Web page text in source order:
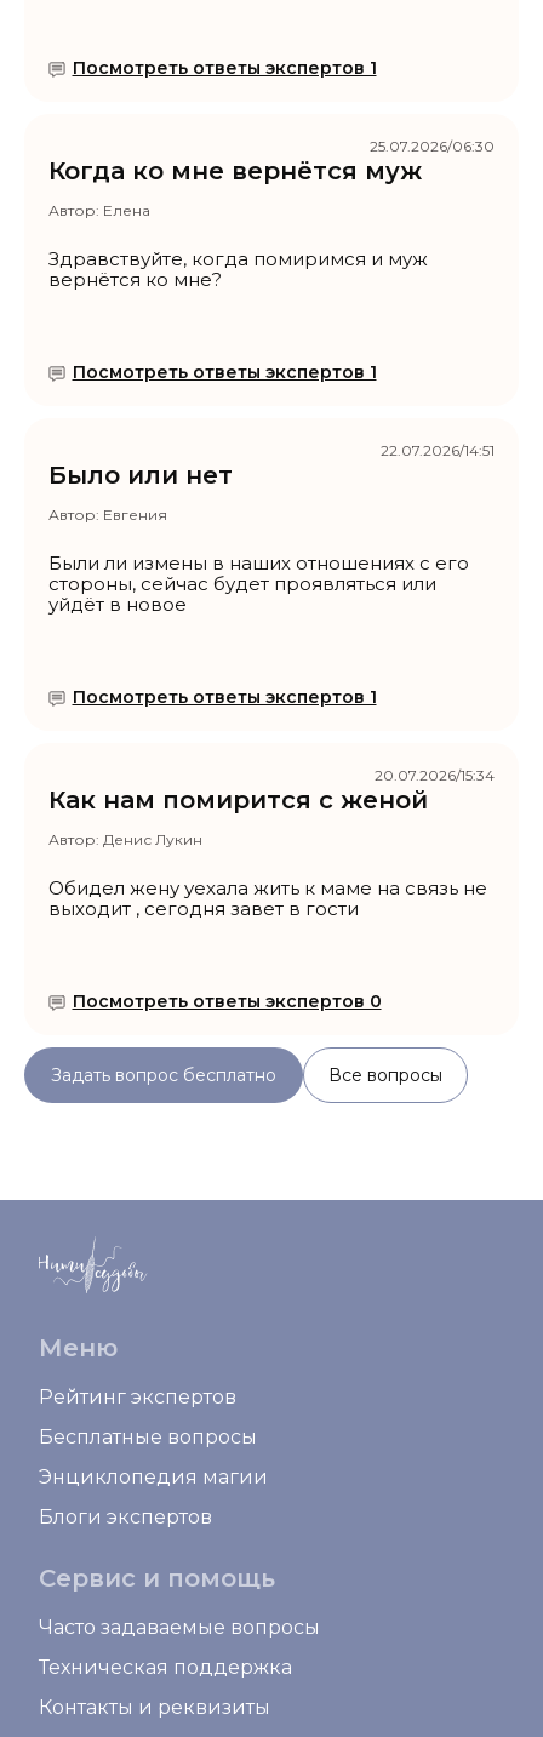
Посмотреть ответы экспертов 1
Когда ко мне вернётся муж
Автор: Елена
Здравствуйте, когда помиримся и муж
вернётся ко мне?
Посмотреть ответы экспертов 1
25.07.2026/06:30
Было или нет
Автор: Евгения
Были ли измены в наших отношениях с его
стороны, сейчас будет проявляться или
уйдёт в новое
Посмотреть ответы экспертов 1
22.07.2026/14:51
Как нам помирится с женой
Автор: Денис Лукин
Обидел жену уехала жить к маме на связь не
выходит , сегодня завет в гости
Посмотреть ответы экспертов 0
20.07.2026/15:34
Задать вопрос бесплатно Все вопросы
Меню
Рейтинг экспертов
Бесплатные вопросы
Энциклопедия магии
Блоги экспертов
Сервис и помощь
Часто задаваемые вопросы
Техническая поддержка
Контакты и реквизиты